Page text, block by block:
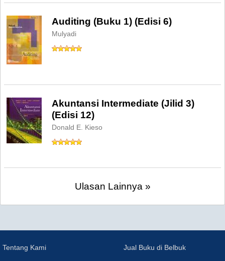
Auditing (Buku 1) (Edisi 6)
Mulyadi
Akuntansi Intermediate (Jilid 3)
(Edisi 12)
Donald E. Kieso
Ulasan Lainnya »
Tentang Kami Jual Buku di Belbuk